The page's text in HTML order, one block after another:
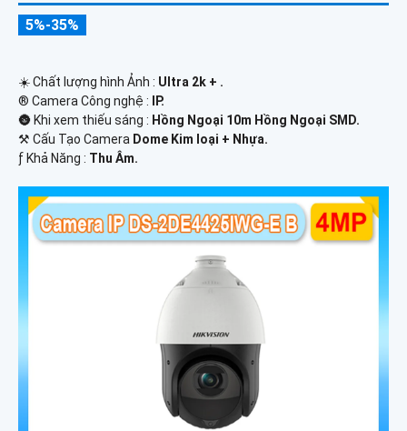
5%-35%
☀️ Chất lượng hình Ảnh : Ultra 2k + .
®️ Camera Công nghệ :
IP.
🌚 Khi xem thiếu sáng : Hồng Ngoại 10m Hồng Ngoại SMD.
⚒ Cấu Tạo Camera Dome Kim loại + Nhựa.
️ƒ Khả Năng : Thu Âm.